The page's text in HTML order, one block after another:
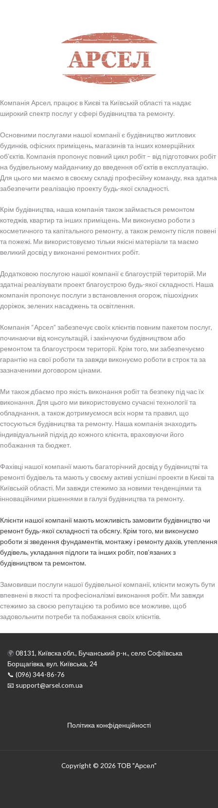
Компанія Арсел, працює в Києві та Київській області та надає
широкий спектр послуг у сфері будівництва та ремонту.
Основними послугами нашої компанії є будівництво житлових
будинків, офісних приміщень, магазинів та інших комерційних
об’єктів. Компанія пропонує повний цикл робіт – від підготовчих робіт
на будівельному майданчику до введення об’єктів в експлуатацію.
Для цього ми маємо в своєму складі професійну команду, яка здатна
забезпечити реалізацію проекту будь-якої складності.
Крім будівництва, наша компанія також займається ремонтом
котеджів, квартир та інших приміщень. Ми виконуємо роботи з
косметичного та капітального ремонту, а також ремонту після повені
та пожежі. Ми використовуємо тільки якісні матеріали та маємо
великий досвід у виконанні ремонтних робіт.
Додатковою послугою нашої компанії є благоустрій територій. Ми
здатнаі реалізувати проект благоустрою будь-якої складності. Наша
компанія пропонує послуги з встановлення огорож, пішохідних
доріжок, зелених насаджень та освітлення.
Компанія “Арсел” забезпечує своїх клієнтів повним пакетом послуг,
починаючи від консультацій, і закінчуючи будівництвом або
ремонтом та благоустроєм території. Крім того, ми забезпечуємо
гарантію на свої роботи та завжди виконуємо роботи в строк та за
зазначеними договором цінами.
Ми також дбаємо про якість виконання робіт та безпеку під час їх
виконання. Для цього ми використовуємо сучасні технології та
обладнання, а також дотримуємося всіх норм та правил, що
стосуються будівництва та ремонту. Наша компанія знаходить
індивідуальний підхід до кожного клієнта, враховуючи його
побажання та бюджет.
Фахівці нашої компанії мають багаторічний досвід у будівництві та
ремонті будівель та мають у своєму активі успішні проекти в Києві та
Київській області. Ми завжди стежимо за новими тенденціями та
інноваційними рішеннями в галузі будівництва та ремонту.
Клієнти нашої компанії мають можливість замовити будівництво чи
ремонт будь-якої складності та обсягу. Крім того, ми виконуємо
роботи зі зведення фундаментів, монтажу і ремонту дахів, утеплення
будівель, укладання підлоги та інших робіт, пов’язаних з
будівництвом та ремонтом.
Замовивши послуги нашої будівельної компанії, клієнти можуть бути
впевнені в якості та професіоналізмі виконання робіт. Ми завжди
стежимо за своєю репутацією та робимо все можливе, щоб
задовольнити потреби та побажання своїх клієнтів.
🌍 08131, Київска обл., Бучанський р-н., село Софіївська
Борщагівка, вул. Київська, 24
📞 (096) 344-86-76
📧 support@arsel.com.ua
Політика конфіденційності
Copyright © 2026 ТОВ "Арсел"